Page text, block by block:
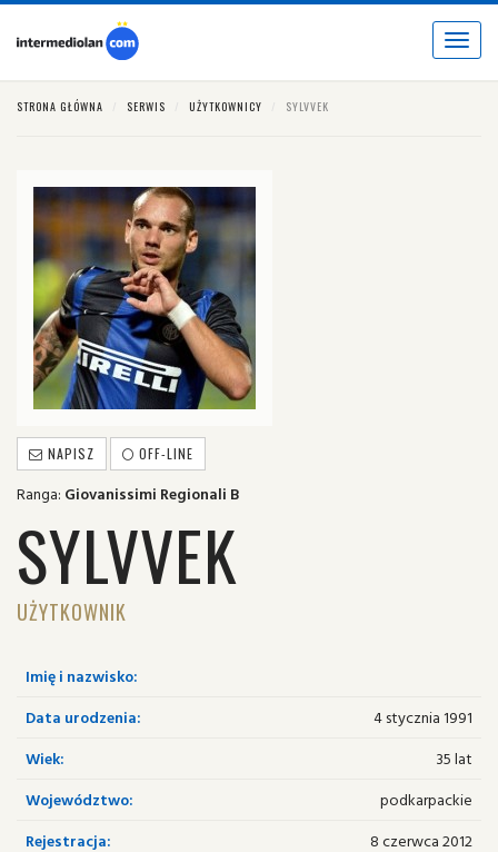
Toggle
STRONA GŁÓWNA SERWIS UŻYTKOWNICY SYLVVEK
NAPISZ OFF-LINE
Ranga: Giovanissimi Regionali B
SYLVVEK
UŻYTKOWNIK
Imię i nazwisko:
Data urodzenia:
4 stycznia 1991
Wiek:
35 lat
Województwo:
podkarpackie
Rejestracja:
8 czerwca 2012